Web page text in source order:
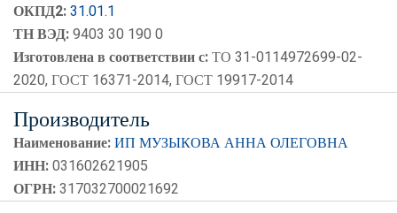
ОКПД2:31.01.1
ТН ВЭД:9403 30 190 0
Изготовлена в соответствии с:ТО 31-0114972699-02-
2020, ГОСТ 16371-2014, ГОСТ 19917-2014
Производитель
Наименование:ИП МУЗЫКОВА АННА ОЛЕГОВНА
ИНН:031602621905
ОГРН:317032700021692